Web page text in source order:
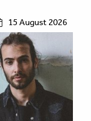
15 August 2026